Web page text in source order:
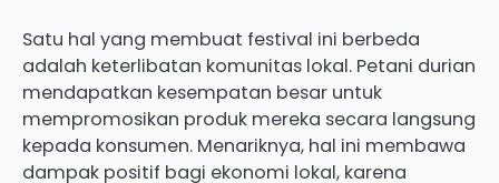
Satu hal yang membuat festival ini berbeda
adalah keterlibatan komunitas lokal. Petani durian
mendapatkan kesempatan besar untuk
mempromosikan produk mereka secara langsung
kepada konsumen. Menariknya, hal ini membawa
dampak positif bagi ekonomi lokal, karena